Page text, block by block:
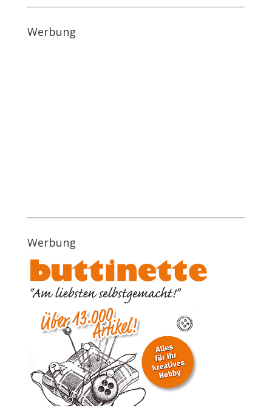
Werbung
Werbung